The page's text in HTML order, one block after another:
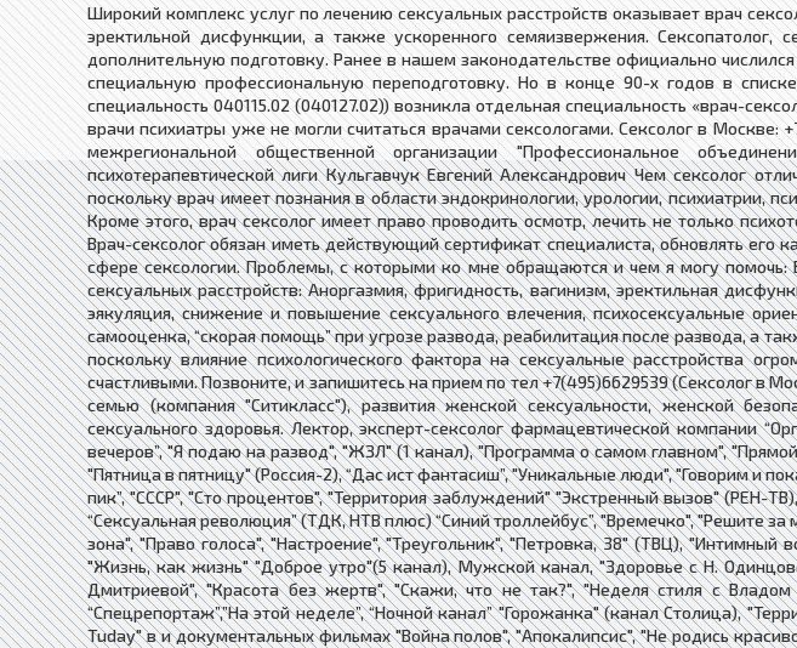
Широкий комплекс услуг по лечению сексуальных расстройств оказывает врач
эректильной дисфункции, а также ускоренного семяизвержения.
дополнительную подготовку. Ранее в нашем законодательстве официально
специальную профессиональную переподготовку. Но в конце 90-х годов в
специальность 040115.02 (040127.02)) возникла отдельная специальность «врач-
врачи психиатры уже не могли считаться врачами сексологами. Сексолог в Москве:
межрегиональной общественной организации "Профессиональное
психотерапевтической лиги Кульгавчук Евгений Александрович Чем сексолог
поскольку врач имеет познания в области эндокринологии, урологии, психиатрии,
Кроме этого, врач сексолог имеет право проводить осмотр, лечить не только
Врач-сексолог обязан иметь действующий сертификат специалиста, обновлять
сфере сексологии. Проблемы, с которыми ко мне обращаются и чем я могу помочь:
сексуальных расстройств: Аноргазмия, фригидность, вагинизм, эректильная
эякуляция, снижение и повышение сексуального влечения, психосексуальные
самооценка, “скорая помощь” при угрозе развода, реабилитация после развода, а
поскольку влияние психологического фактора на сексуальные расстройства
счастливыми. Позвоните, и запишитесь на прием по тел +7(495)6629539 (Сексолог в
семью (компания "Ситикласс"), развития женской сексуальности, женской
сексуального здоровья. Лектор, эксперт-сексолог фармацевтической компании
вечеров”, "Я подаю на развод", "ЖЗЛ" (1 канал), "Программа о самом главном",
"Пятница в пятницу" (Россия-2), “Дас ист фантасиш”, "Уникальные люди", "Говорим и
пик”, "CCCР", "Сто процентов", "Территория заблуждений" "Экстренный вызов"
“Сексуальная революция” (ТДК, НТВ плюс) “Синий троллейбус”, "Времечко", "Решите
зона", "Право голоса", "Настроение", "Треугольник", "Петровка, 38" (ТВЦ),
"Жизнь, как жизнь" "Доброе утро"(5 канал), Мужской канал, "Здоровье с Н.
Дмитриевой", "Красота без жертв", "Скажи, что не так?", "Неделя стиля с Владом
“Спецрепортаж”,”На этой неделе”, “Ночной канал” "Горожанка" (канал Столица),
Tuday" в и документальных фильмах "Война полов", "Апокалипсис", "Не родись